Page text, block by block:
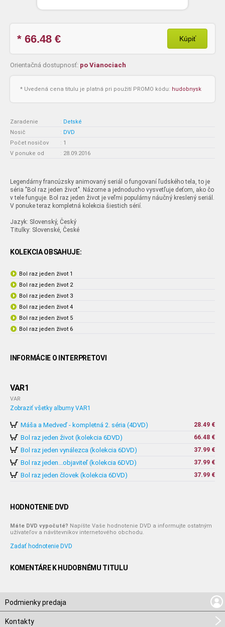
* 66.48 € Kúpiť
Orientačná dostupnosť: po Vianociach
* Uvedená cena titulu je platná pri použití PROMO kódu: hudobnysk
Zaradenie : Detské
Nosič
: DVD
Počet nosičov
: 1
V ponuke od
: 28.09.2016
Legendárny francúzsky animovaný seriál o fungovaní ľudského tela, to je
séria "Bol raz jeden život". Názorne a jednoducho vysvetľuje deťom, ako čo
v tele funguje. Bol raz jeden život je veľmi populárny náučný kreslený seriál.
V ponuke teraz kompletná kolekcia šiestich sérií.
Jazyk: Slovenský, Český
Titulky: Slovenské, České
KOLEKCIA OBSAHUJE:
Bol raz jeden život 1
Bol raz jeden život 2
Bol raz jeden život 3
Bol raz jeden život 4
Bol raz jeden život 5
Bol raz jeden život 6
INFORMÁCIE O INTERPRETOVI
VAR1
VAR
Zobraziť všetky albumy VAR1
Máša a Medveď - kompletná 2. séria (4DVD) 28.49 €
Bol raz jeden život (kolekcia 6DVD) 66.48 €
Bol raz jeden vynálezca (kolekcia 6DVD) 37.99 €
Bol raz jeden...objaviteľ (kolekcia 6DVD) 37.99 €
Bol raz jeden človek (kolekcia 6DVD) 37.99 €
HODNOTENIE DVD
Máte DVD vypočuté? Napíšte Vaše hodnotenie DVD a informujte ostatným
užívateľov a návštevníkov internetového obchodu.
Zadať hodnotenie DVD
KOMENTÁRE K HUDOBNÉMU TITULU
Podmienky predaja
Kontakty